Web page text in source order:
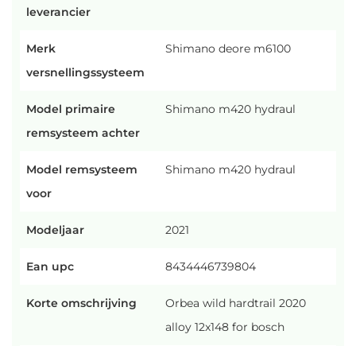
leverancier
Merk
versnellingssysteem
Shimano deore m6100
Model primaire
remsysteem achter
Shimano m420 hydraul
Model remsysteem
voor
Shimano m420 hydraul
Modeljaar 2021
Ean upc 8434446739804
Korte omschrijving
Orbea wild hardtrail 2020
alloy 12x148 for bosch